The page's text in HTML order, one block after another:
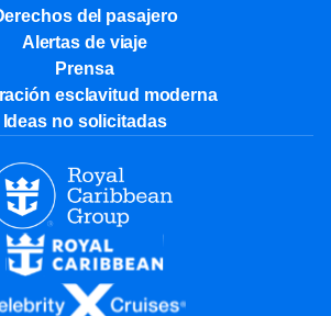
del pasajero
Alertas de viaje
Prensa
esclavitud moderna
Ideas no solicitadas